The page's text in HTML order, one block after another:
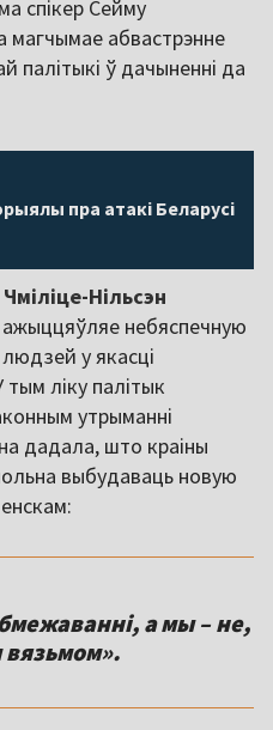
спікер Сейму
магчымае абвастрэнне
палітыкі ў дачыненні да
пра атакі Беларусі
Нільсэн
небяспечную
у якасці
ліку палітык
утрыманні
дадала, што краіны
выбудаваць новую
а мы – не,